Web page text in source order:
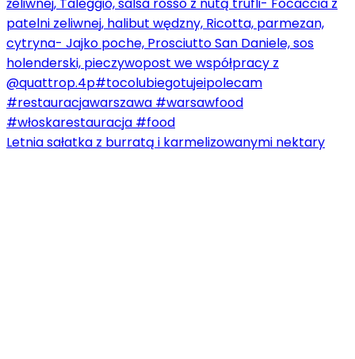
Letnia sałatka z burratą i karmelizowanymi nektary